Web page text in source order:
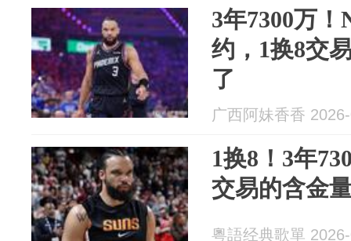
3年7300万
约，1换8交
了
广西阿妹香香
1换8！3年
交易的含金
粵語经典歌單